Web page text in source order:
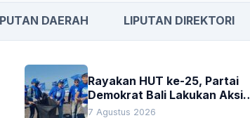
DAERAH LIPUTAN DIREKTORI
Rayakan HUT ke-25, Partai
Demokrat Bali Lakukan Aksi
Nyata Pelestarian Lingkungan
7 Agustus 2026